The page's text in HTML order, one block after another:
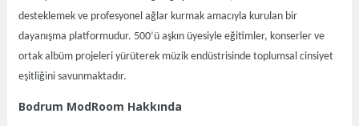
desteklemek ve profesyonel ağlar kurmak amacıyla kurulan bir
dayanışma platformudur. 500’ü aşkın üyesiyle eğitimler, konserler ve
ortak albüm projeleri yürüterek müzik endüstrisinde toplumsal cinsiyet
eşitliğini savunmaktadır.
Bodrum ModRoom Hakkında